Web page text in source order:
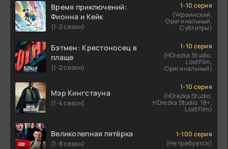
Время приключений:
Фионна и Кейк
(1-2 сезон)
1-10 серия
(Украинский,
Оригинальный,
Субтитры)
Бэтмен: Крестоносец в
плаще
(1-2 сезон)
1-10 серия
(HDrezka Studio,
LostFilm,
Оригинальный)
Мэр Кингстауна
(1-4 сезон)
1-10 серия
(HDrezka Studio,
HDrezka Studio. 18+,
LostFilm)
Великолепная пятёрка
(1-8 сезон)
1-100 серия
(Не требуется)